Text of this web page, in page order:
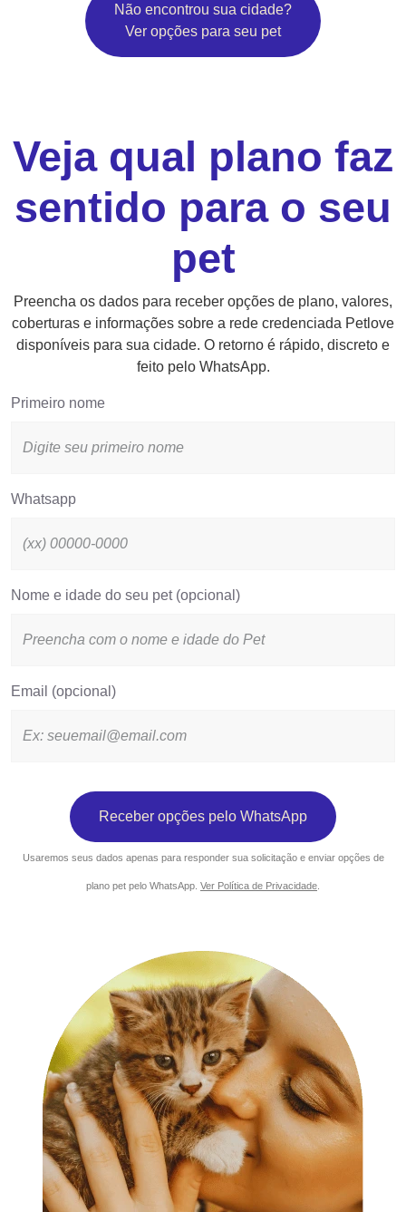
Não encontrou sua cidade?
Ver opções para seu pet
Veja qual plano faz
sentido para o seu
pet
Preencha os dados para receber opções de plano, valores,
coberturas e informações sobre a rede credenciada Petlove
disponíveis para sua cidade. O retorno é rápido, discreto e
feito pelo WhatsApp.
Primeiro nome
Whatsapp
Nome e idade do seu pet (opcional)
Email (opcional)
Usaremos seus dados apenas para responder sua solicitação e enviar opções de
plano pet pelo WhatsApp. Ver Política de Privacidade